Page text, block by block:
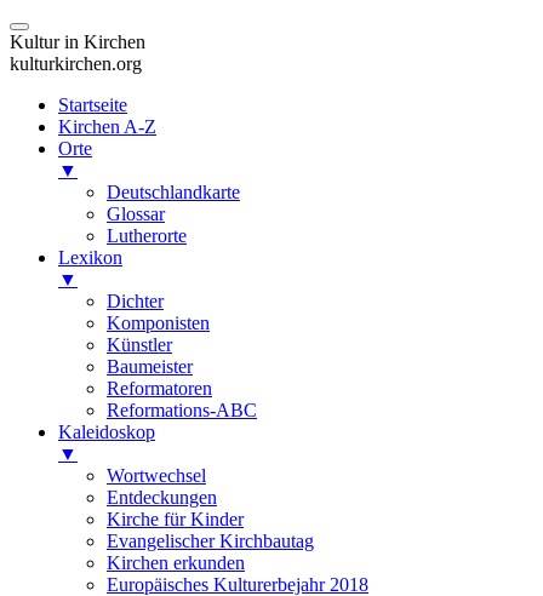
Kultur in Kirchen
kulturkirchen.org
Startseite
Kirchen A-Z
Orte
▼
Deutschlandkarte
Glossar
Lutherorte
Lexikon
▼
Dichter
Komponisten
Künstler
Baumeister
Reformatoren
Reformations-ABC
Kaleidoskop
▼
Wortwechsel
Entdeckungen
Kirche für Kinder
Evangelischer Kirchbautag
Kirchen erkunden
Europäisches Kulturerbejahr 2018